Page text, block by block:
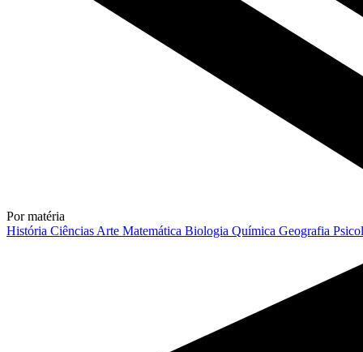
Por matéria
História Ciências Arte Matemática Biologia Química Geografia